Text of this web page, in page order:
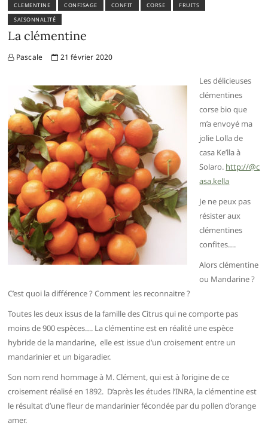
CLEMENTINE
CONFISAGE CONFIT CORSE
FRUITS
SAISONNALITÉ
La clémentine
Pascale 21 février 2020
Les délicieuses
clémentines
corse bio que
m’a envoyé ma
jolie Lolla de
casa Ke’lla à
Solaro. http://@c
asa.kella
Je ne peux pas
résister aux
clémentines
confites….
Alors clémentine
ou Mandarine ?
C’est quoi la différence ? Comment les reconnaitre ?
Toutes les deux issus de la famille des Citrus qui ne comporte pas
moins de 900 espèces…. La clémentine est en réalité une espèce
hybride de la mandarine,elle est issue d’un croisement entre un
mandarinier et un bigaradier.
Son nom rend hommage à M. Clément, qui est à l’origine de ce
croisement réalisé en 1892. D’après les études l’INRA, la clémentine est
le résultat d’une fleur de mandarinier fécondée par du pollen d’orange
amer.